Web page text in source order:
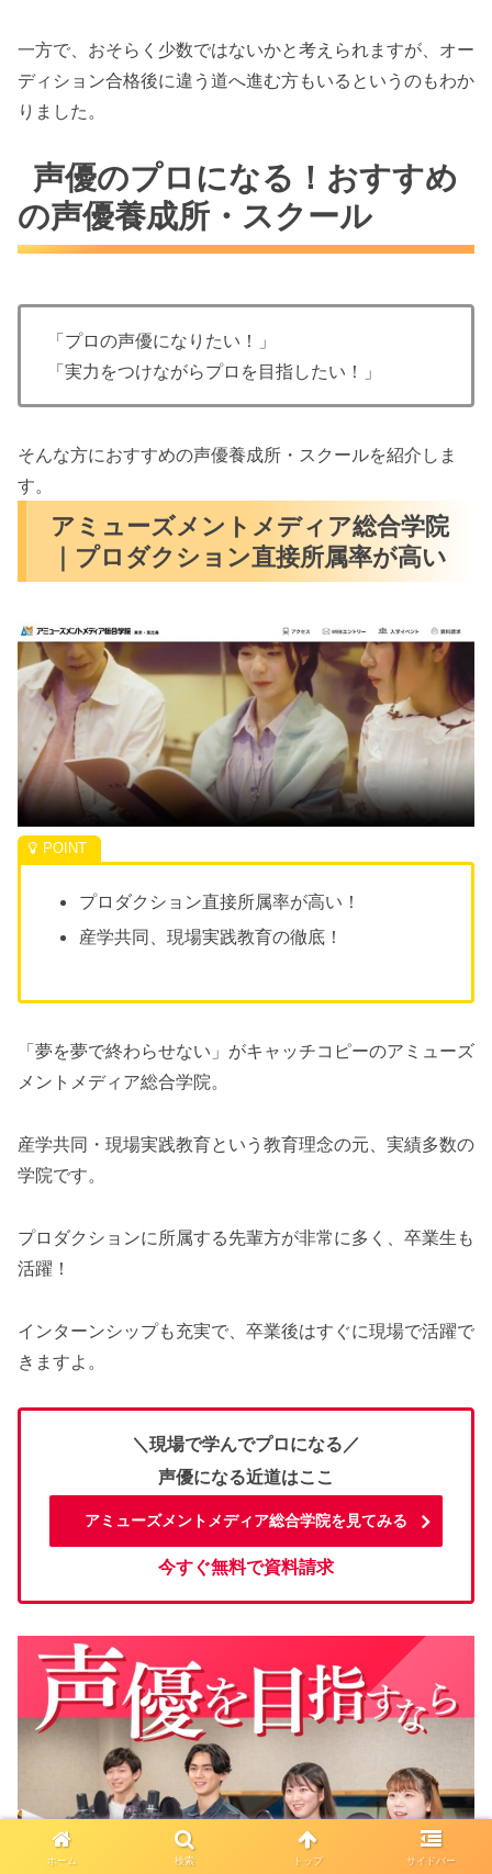
一方で、おそらく少数ではないかと考えられますが、オー
ディション合格後に違う道へ進む方もいるというのもわか
りました。
声優のプロになる！おすすめ
の声優養成所・スクール
「プロの声優になりたい！」
「実力をつけながらプロを目指したい！」
そんな方におすすめの声優養成所・スクールを紹介しま
す。
アミューズメントメディア総合学院
｜プロダクション直接所属率が高い
プロダクション直接所属率が高い！
産学共同、現場実践教育の徹底！
「夢を夢で終わらせない」がキャッチコピーのアミューズ
メントメディア総合学院。
産学共同・現場実践教育という教育理念の元、実績多数の
学院です。
プロダクションに所属する先輩方が非常に多く、卒業生も
活躍！
インターンシップも充実で、卒業後はすぐに現場で活躍で
きますよ。
＼現場で学んでプロになる／
声優になる近道はここ
アミューズメントメディア総合学院を見てみる
今すぐ無料で資料請求
ホーム 検索 トップ サイドバー